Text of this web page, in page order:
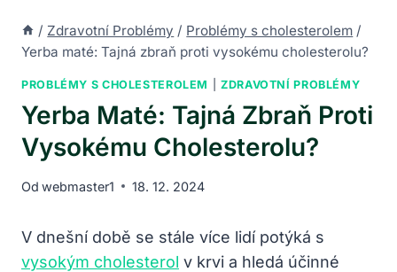
/ Zdravotní Problémy / Problémy s cholesterolem /
Yerba maté: Tajná zbraň proti vysokému cholesterolu?
PROBLÉMY S CHOLESTEROLEM |ZDRAVOTNÍ PROBLÉMY
Yerba Maté: Tajná Zbraň Proti
Vysokému Cholesterolu?
Od webmaster1 18. 12. 2024
V dnešní době se stále více lidí potýká s
vysokým cholesterol v krvi a hledá účinné